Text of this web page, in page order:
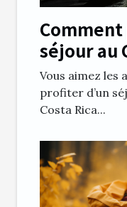
séjour au
Vous aimez les
profiter d’un
Costa Rica...